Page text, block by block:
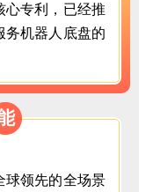
心专利，已经推
务机器人底盘的
球领先的全场景